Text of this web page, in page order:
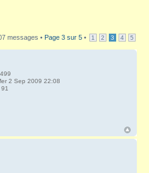
messages • Page 3 sur 5 • 1 2 3 4 5
2 Sep 2009 22:08
91